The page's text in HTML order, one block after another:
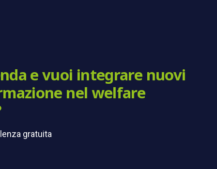
e vuoi integrare nuovi
nel welfare
gratuita